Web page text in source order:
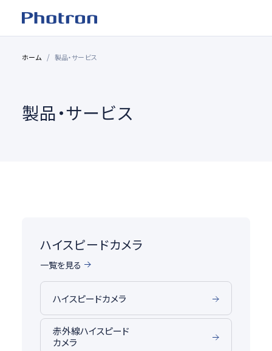
ホーム 製品・サービス
製品・サービス
ハイスピードカメラ
一覧を見る
ハイスピードカメラ
赤外線ハイスピード
カメラ